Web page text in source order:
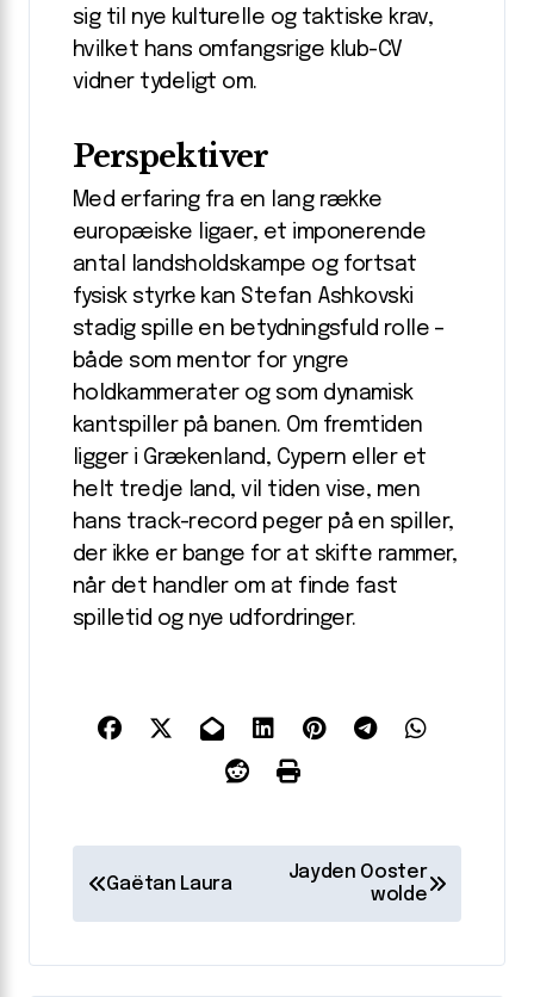
sig til nye kulturelle og taktiske krav,
hvilket hans omfangsrige klub-CV
vidner tydeligt om.
Perspektiver
Med erfaring fra en lang række
europæiske ligaer, et imponerende
antal landsholdskampe og fortsat
fysisk styrke kan Stefan Ashkovski
stadig spille en betydningsfuld rolle –
både som mentor for yngre
holdkammerater og som dynamisk
kantspiller på banen. Om fremtiden
ligger i Grækenland, Cypern eller et
helt tredje land, vil tiden vise, men
hans track-record peger på en spiller,
der ikke er bange for at skifte rammer,
når det handler om at finde fast
spilletid og nye udfordringer.
Gaëtan Laura
Jayden Ooster
wolde